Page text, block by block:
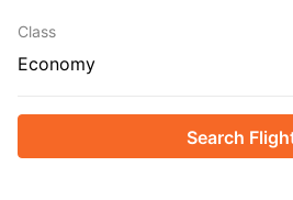
Class
Economy